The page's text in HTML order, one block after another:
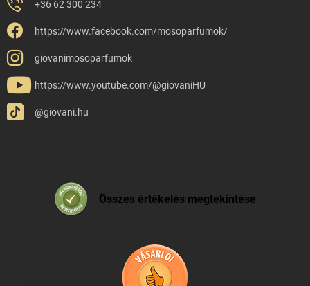
+36 62 300 234
https://www.facebook.com/mosoparfumok/
giovanimosoparfumok
https://www.youtube.com/@giovaniHU
@giovani.hu
Összes értékelés megtekintése